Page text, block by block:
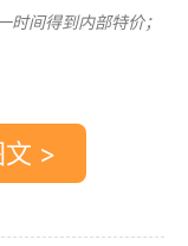
时间得到内部特价；
文 >